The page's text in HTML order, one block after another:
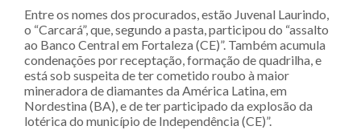
Entre os nomes dos procurados, estão Juvenal Laurindo,
o “Carcará”, que, segundo a pasta, participou do “assalto
ao Banco Central em Fortaleza (CE)”. Também acumula
condenações por receptação, formação de quadrilha, e
está sob suspeita de ter cometido roubo à maior
mineradora de diamantes da América Latina, em
Nordestina (BA), e de ter participado da explosão da
lotérica do município de Independência (CE)”.